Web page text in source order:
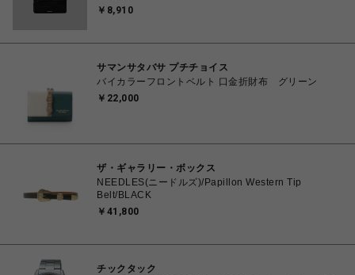
￥8,910
サマンサタバサ プチチョイス
バイカラーフロントベルト 口金折財布 グリーン
￥22,000
ザ・ギャラリー・ボックス
NEEDLES(ニードルズ)/Papillon Western Tip
Belt/BLACK
￥41,800
チックタック